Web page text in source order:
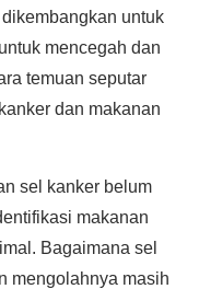
untuk
mencegah dan
temuan seputar
dan makanan
sel kanker belum
makanan
Bagaimana sel
mengolahnya masih